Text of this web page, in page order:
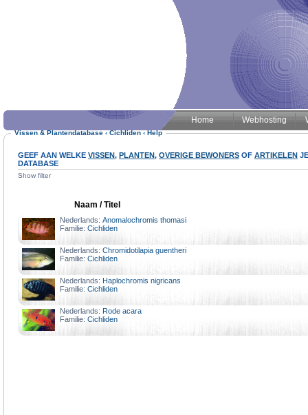
Home Webhosting
Vissen & Plantendatabase ‹ Cichliden ‹ Help
GEEF AAN WELKE VISSEN, PLANTEN, OVERIGE BEWONERS OF ARTIKELEN
DATABASE
Show filter
Naam / Titel
Nederlands: Anomalochromis thomasi
Familie: Cichliden
Nederlands: Chromidotilapia guentheri
Familie: Cichliden
Nederlands: Haplochromis nigricans
Familie: Cichliden
Nederlands: Rode acara
Familie: Cichliden